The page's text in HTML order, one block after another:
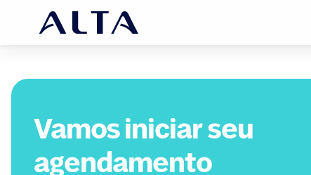
Vamos iniciar seu
agendamento